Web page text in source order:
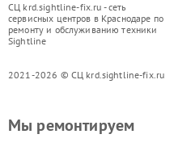
СЦ krd.sightline-fix.ru - сеть
сервисных центров в Краснодаре по
ремонту и обслуживанию техники
Sightline
2021-2026 © СЦ krd.sightline-fix.ru
Мы ремонтируем